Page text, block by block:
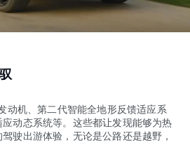
动机、第二代智能全地形反馈适应系
动态系统等。这些都让发现能够为热
驶出游体验，无论是公路还是越野，